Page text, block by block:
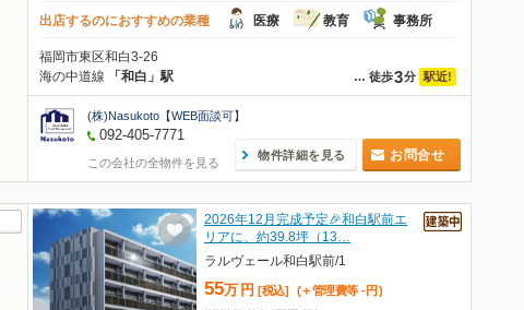
出店するのにおすすめの業種
医療 教育 事務所
福岡市東区和白3-26
… 徒歩3分 駅近!
海の中道線 「和白」駅
(株)Nasukoto【WEB面談可】
092-405-7771
この会社の全物件を見る
物件詳細を見る お問合せ
2026年12月完成予定🎉和白駅前エ
リアに、約39.8坪（13…
ラルヴェール和白駅前/1
55万 円 [税込] (＋管理費等 - 円 )